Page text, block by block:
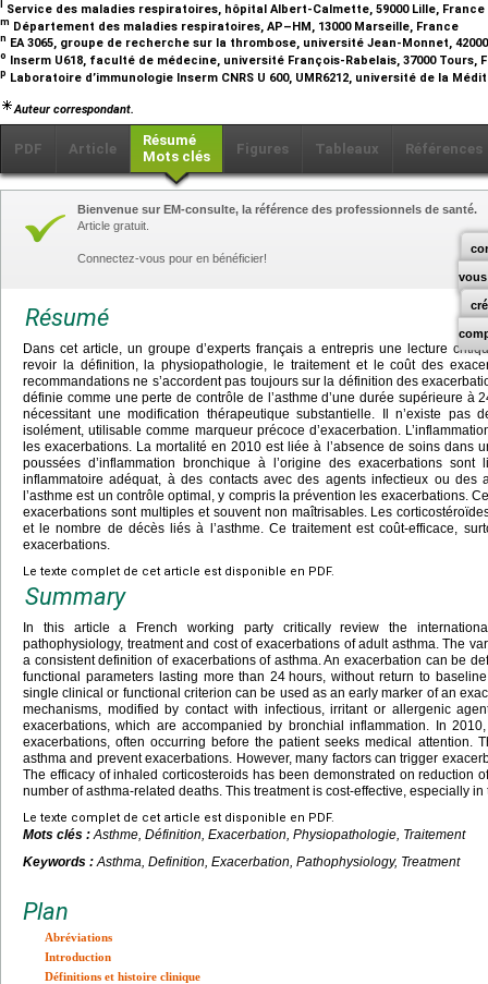
Service des maladies respiratoires, hôpital Albert-Calmette, 59000 Lille, France
m Département des maladies respiratoires, AP–HM, 13000 Marseille, France
n EA 3065, groupe de recherche sur la thrombose, université Jean-Monnet,
o Inserm U618, faculté de médecine, université François-Rabelais, 37000 Tours,
p Laboratoire d’immunologie Inserm CNRS U 600, UMR6212, université de la
Auteur correspondant.
PDF Article
Résumé
Mots clés
Figures Tableaux Références
vous
Bienvenue sur EM-consulte, la référence des professionnels de santé.
Article gratuit.
Connectez-vous pour en bénéficier!
Résumé
Dans cet article, un groupe d’experts français a entrepris une lecture
revoir la définition, la physiopathologie, le traitement et le coût des
recommandations ne s’accordent pas toujours sur la définition des
définie comme une perte de contrôle de l’asthme d’une durée supérieure à
nécessitant une modification thérapeutique substantielle. Il n’existe pas
isolément, utilisable comme marqueur précoce d’exacerbation.
les exacerbations. La mortalité en 2010 est liée à l’absence de soins dans
poussées d’inflammation bronchique à l’origine des exacerbations
inflammatoire adéquat, à des contacts avec des agents infectieux ou des
l’asthme est un contrôle optimal, y compris la prévention les exacerbations.
exacerbations sont multiples et souvent non maîtrisables. Les
et le nombre de décès liés à l’asthme. Ce traitement est coût-efficace,
exacerbations.
Le texte complet de cet article est disponible en PDF.
Summary
In this article a French working party critically review the
pathophysiology, treatment and cost of exacerbations of adult asthma. The
a consistent definition of exacerbations of asthma. An exacerbation can be
functional parameters lasting more than 24 hours, without return to
single clinical or functional criterion can be used as an early marker of an
mechanisms, modified by contact with infectious, irritant or allergenic
exacerbations, which are accompanied by bronchial inflammation. In
exacerbations, often occurring before the patient seeks medical attention.
asthma and prevent exacerbations. However, many factors can trigger
The efficacy of inhaled corticosteroids has been demonstrated on reduction
number of asthma-related deaths. This treatment is cost-effective, especially
Le texte complet de cet article est disponible en PDF.
Mots clés : Asthme, Définition, Exacerbation, Physiopathologie, Traitement
Keywords : Asthma, Definition, Exacerbation, Pathophysiology, Treatment
Plan
Abréviations
Introduction
Définitions et histoire clinique